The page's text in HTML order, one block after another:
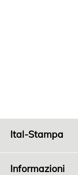
Ital-Stampa
P.I.04198100408
Informazioni